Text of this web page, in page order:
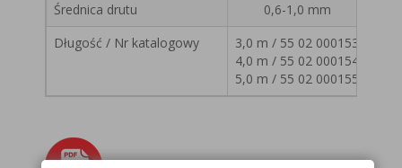
Średnica drutu
0,6-1,0 mm
Długość / Nr katalogowy
3,0 m / 55 02 000153
4,0 m / 55 02 000154
5,0 m / 55 02 000155